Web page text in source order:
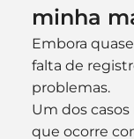
minha
Embora
falta de
problemas.
Um dos
que ocorre